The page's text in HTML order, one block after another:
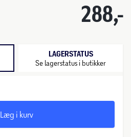
288,-
LAGERSTATUS
Se lagerstatus i butikker
Læg i kurv